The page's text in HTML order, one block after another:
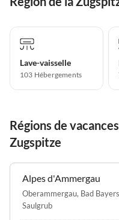
Lave-vaisselle
103 Hébergements
Régions de
Zugspitze
Alpes d'Ammergau
Oberammergau, Bad
Saulgrub